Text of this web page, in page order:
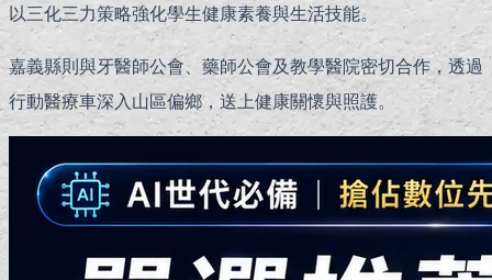
以三化三力策略強化學生健康素養與生活技能。
嘉義縣則與牙醫師公會、藥師公會及教學醫院密切合作，透過
行動醫療車深入山區偏鄉，送上健康關懷與照護。